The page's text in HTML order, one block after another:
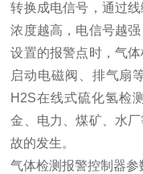
转换成电信号，通过
浓度越高，电信号越
设置的报警点时，气
启动电磁阀、排气扇
H2S在线式硫化氢检
金、电力、煤矿、水
故的发生。
气体检测报警控制器参